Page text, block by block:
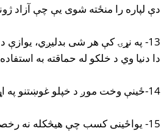
دې لپاره را منځته شوی یې چې آزاد
13- په نړۍ کې هر شی بدلیږي،
دا دنیا وي د خلکو له حماقته به
14-ځینې وخت موږ د خپلو غوښتنو په اړه هم تېروتنې کوو او نه پوهیږو چې څه غواړو.
15- یواځینی کسب چې هیڅکله نه